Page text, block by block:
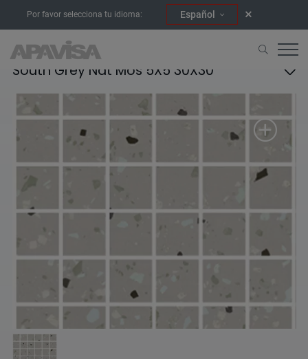
Por favor selecciona tu idioma: Español
South Grey Nat Mos 5X5 30X30